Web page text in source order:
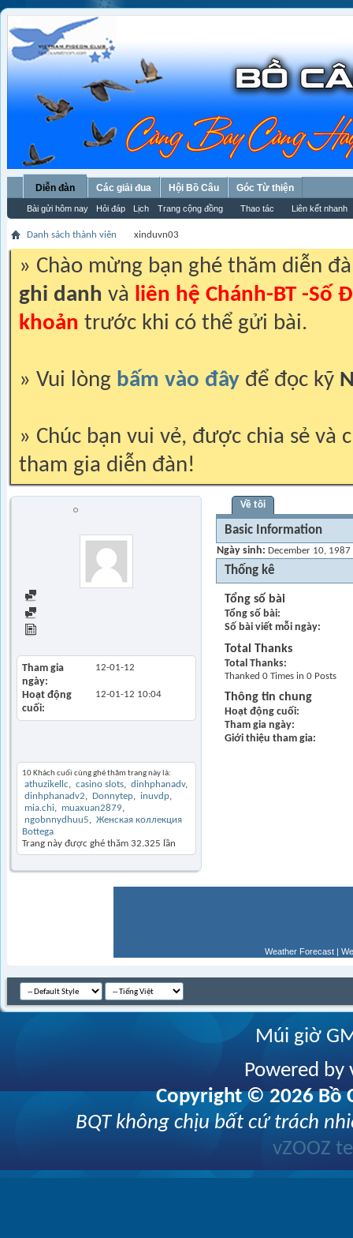
Diễn đàn
Bài gửi hôm nay Hỏi đáp Lịch Trang cộng đồng Thao tác Liên kết nhanh
Các giải đua Hội Bồ Câu Góc Từ thiện
Danh sách thành viên xinduvn03
» Chào mừng bạn ghé thăm diễn
ghi danh và liên hệ Chánh-BT -Số
khoản trước khi có thể gửi bài.
» Vui lòng bấm vào đây để đọc kỹ
» Chúc bạn vui vẻ, được chia sẻ và
tham gia diễn đàn!
Tham gia
ngày
12-01-12
Hoạt động
cuối
12-01-12 10:04
10 Khách cuối cùng ghé thăm trang này là:
athuzikellc casino slots
dinhphanadv
dinhphanadv2
Donnytep
inuvdp
mia.chi
muaxuan2879
ngobnnydhuu5
Женская коллекция
Bottega
Trang này được ghé thăm 32.325 lần
Về tôi
Basic Information
Ngày sinh December 10, 1987
Thống kê
Tổng số bài
Tổng số bài
Số bài viết mỗi ngày
Total Thanks
Total Thanks
Thanked 0 Times in 0 Posts
Thông tin chung
Hoạt động cuối
Tham gia ngày
Giới thiệu tham gia
Weather Forecast |
Múi giờ
Powered
Copyright © 2026 Bồ
BQT không chịu bất cứ trách
vZOOZ